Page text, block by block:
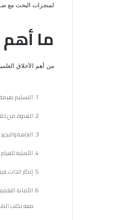
لمنجزات البحث مع
ما أهم
من أهم الأخلاق
التسليم
القدوة، من
النزاهة
الأهلية
إنكار الذات،
الأمانة
معه بكتب